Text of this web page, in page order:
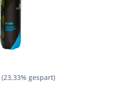
(23,33% gespart)